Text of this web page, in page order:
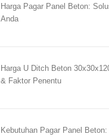
Harga Pagar Panel Beton:
Anda
Harga U Ditch Beton
& Faktor Penentu
Kebutuhan Pagar Panel